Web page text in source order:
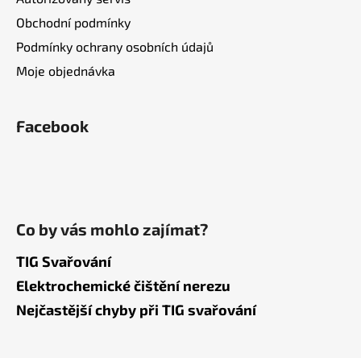
Obchodní podmínky
Podmínky ochrany osobních údajů
Moje objednávka
Facebook
Co by vás mohlo zajímat?
TIG Svařování
Elektrochemické čištění nerezu
Nejčastější chyby při TIG svařování